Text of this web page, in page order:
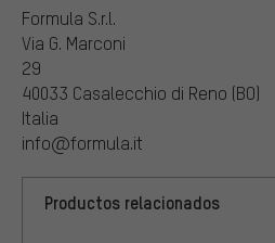
Formula S.r.l.
Via G. Marconi
29
40033 Casalecchio di Reno (BO)
Italia
info@formula.it
Productos relacionados